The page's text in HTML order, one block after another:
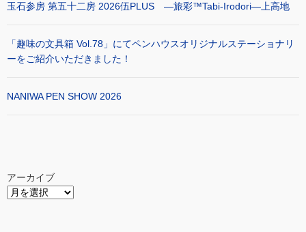
玉石参房 第五十二房 2026伍PLUS ―旅彩™Tabi-Irodori―上高地
「趣味の文具箱 Vol.78」にてペンハウスオリジナルステーショナリ
ーをご紹介いただきました！
NANIWA PEN SHOW 2026
アーカイブ